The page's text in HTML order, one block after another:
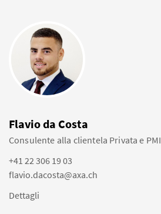
Flavio da Costa
Consulente alla clientela Privata e PMI
+41 22 306 19 03
flavio.dacosta@axa.ch
Dettagli